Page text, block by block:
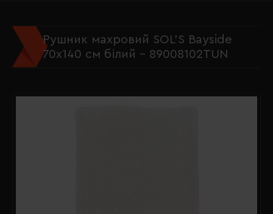
Рушник махровий SOL'S Bayside
70х140 см білий - 89008102TUN